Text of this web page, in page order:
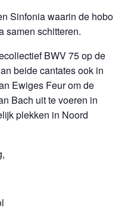
Sinfonia waarin de hobo
samen schitteren.
BWV 75 op de
beide cantates ook in
Ewiges Feur om de
Bach uit te voeren in
plekken in Noord